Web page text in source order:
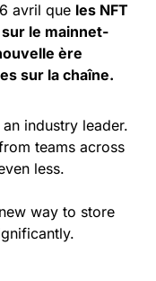
avril que les NFT
le mainnet-
ère
sur la chaîne.
industry leader.
teams across
less.
way to store